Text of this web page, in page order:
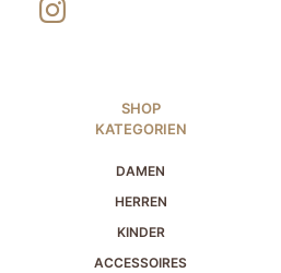
SHOP
KATEGORIEN
DAMEN
HERREN
KINDER
ACCESSOIRES